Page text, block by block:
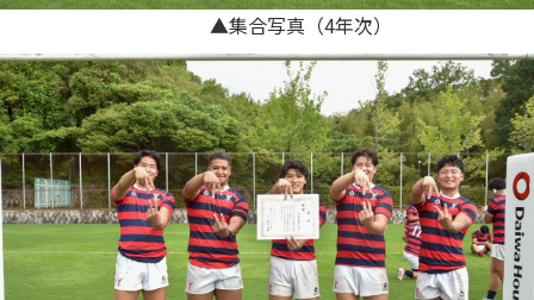
▲集合写真（4年次）